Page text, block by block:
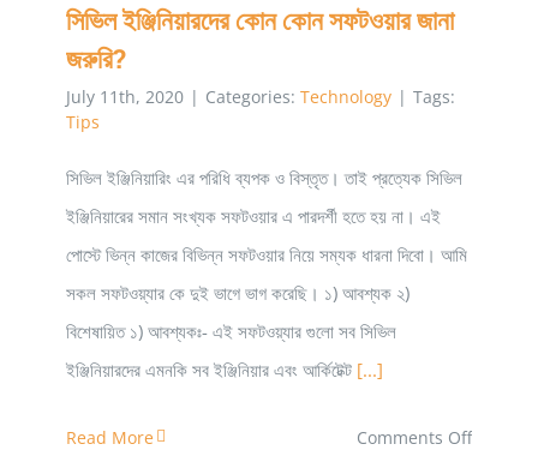
সিভিল ইঞ্জিনিয়ারদের কোন কোন সফটওয়ার জানা
জরুরি?
July 11th, 2020 | Categories: Technology | Tags:
Tips
সিভিল ইঞ্জিনিয়ারিং এর পরিধি ব্যপক ও বিস্তৃত। তাই প্রত্যেক সিভিল
ইঞ্জিনিয়ারের সমান সংখ্যক সফটওয়ার এ পারদর্শী হতে হয় না। এই
পোস্টে ভিন্ন কাজের বিভিন্ন সফটওয়ার নিয়ে সম্যক ধারনা দিবো। আমি
সকল সফটওয়্যার কে দুই ভাগে ভাগ করেছি। ১) আবশ্যক ২)
বিশেষায়িত ১) আবশ্যকঃ- এই সফটওয়্যার গুলো সব সিভিল
ইঞ্জিনিয়ারদের এমনকি সব ইঞ্জিনিয়ার এবং আর্কিটেক্ট [...]
Read More Comments Offon